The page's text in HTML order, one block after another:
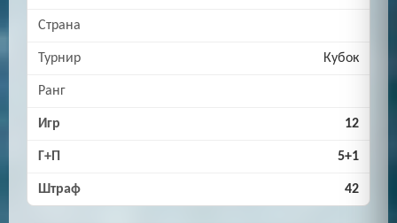
Кубок
12
5+1
42